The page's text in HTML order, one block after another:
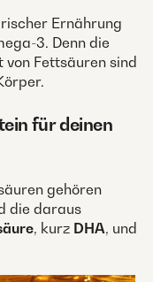
Ernährung
3. Denn die
Fettsäuren sind
für deinen
gehören
die daraus
, kurz DHA, und